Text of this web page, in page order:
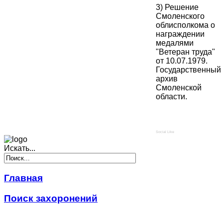
3) Решение
Смоленского
облисполкома о
награждении
медалями
"Ветеран труда"
от 10.07.1979.
Государственный
архив
Смоленской
области.
Social Like
Искать...
Главная
Поиск захоронений